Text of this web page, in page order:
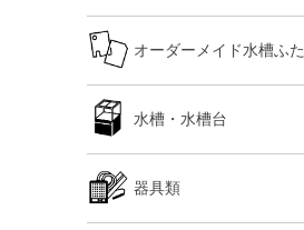
オーダーメイド水槽ふた
水槽・水槽台
器具類